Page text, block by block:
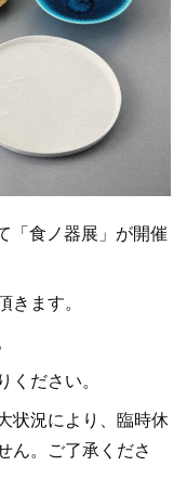
「食ノ器展」が開催
ます。
ださい。
状況により、臨時休
ん。ご了承くださ